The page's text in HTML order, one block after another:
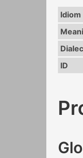
Idiom
ID